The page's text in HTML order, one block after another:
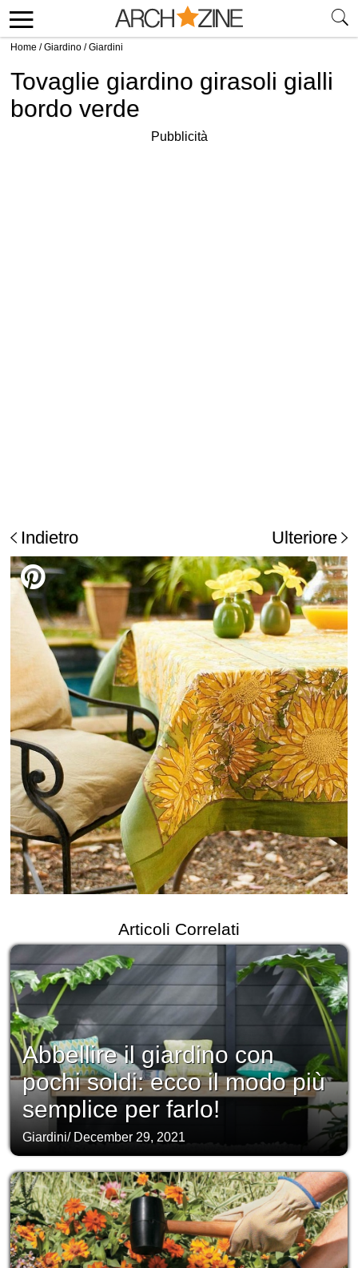
Home /Giardino /Giardini
Tovaglie giardino girasoli gialli
bordo verde
Pubblicità
Indietro Ulteriore
Articoli Correlati
Abbellire il giardino con
pochi soldi: ecco il modo più
semplice per farlo!
Giardini/ December 29, 2021